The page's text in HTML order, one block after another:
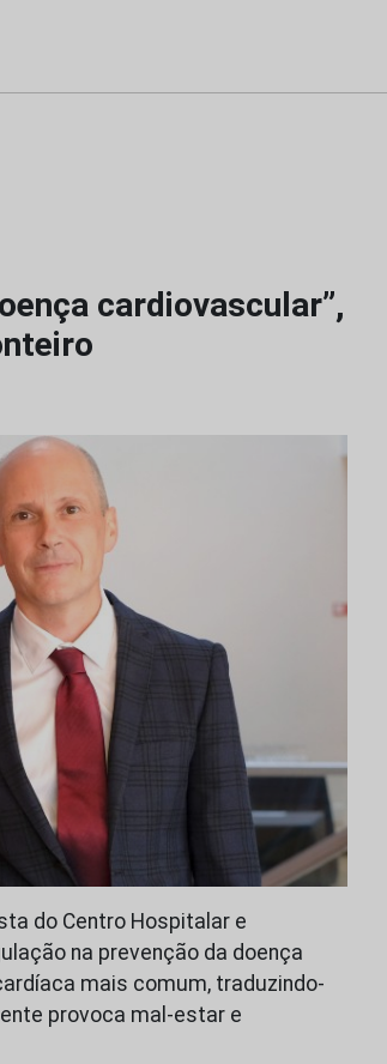
cardiovascular”,
do Centro Hospitalar e
na prevenção da doença
mais comum, traduzindo-
provoca mal-estar e